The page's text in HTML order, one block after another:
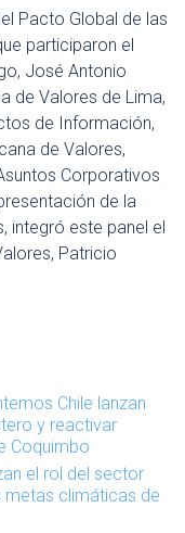
Pacto Global de las
participaron el
José Antonio
de Valores de Lima,
de Información,
de Valores,
Corporativos
de la
integró este panel el
Patricio
Chile lanzan
y reactivar
Coquimbo
el rol del sector
metas climáticas de